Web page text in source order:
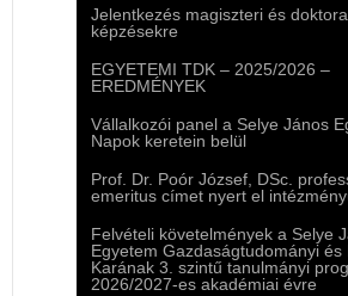
Jelentkezés magiszteri és
képzésekre
EGYETEMI TDK – 2025/2026 –
EREDMÉNYEK
Vállalkozói panel a Selye János
Napok keretein belül
Prof. Dr. Poór József, DSc.
emeritus címet nyert el
Felvételi követelmények a Selye
Egyetem Gazdaságtudományi és
Karának 3. szintű tanulmányi
2026/2027-es akadémiai évre